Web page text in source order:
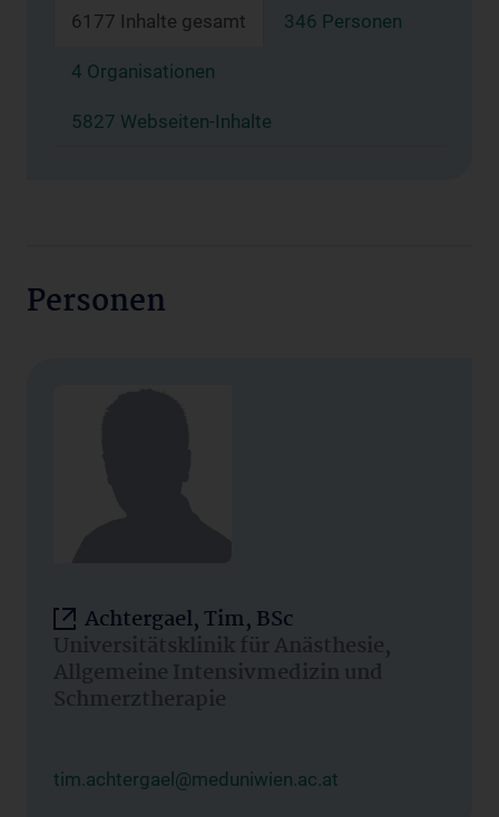
6177 Inhalte gesamt 346 Personen
4 Organisationen
5827 Webseiten-Inhalte
Personen
Achtergael, Tim, BSc
Universitätsklinik für Anästhesie,
Allgemeine Intensivmedizin und
Schmerztherapie
tim.achtergael@meduniwien.ac.at